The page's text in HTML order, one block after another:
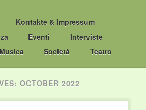
Kontakte & Impressum
Eventi
Interviste
Musica Società Teatro
OCTOBER 2022